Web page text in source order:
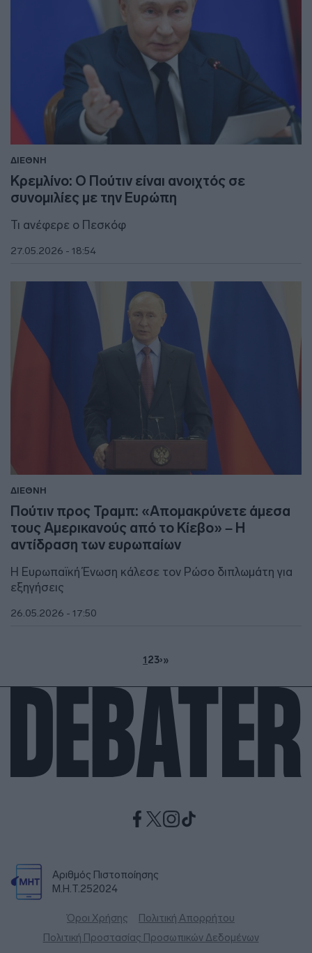
ΔΙΕΘΝΗ
Κρεμλίνο: Ο Πούτιν είναι ανοιχτός σε
συνομιλίες με την Ευρώπη
Τι ανέφερε ο Πεσκόφ
27.05.2026 - 18:54
ΔΙΕΘΝΗ
Πούτιν προς Τραμπ: «Απομακρύνετε άμεσα
τους Αμερικανούς από το Κίεβο» – Η
αντίδραση των ευρωπαίων
Η Ευρωπαϊκή Ένωση κάλεσε τον Ρώσο διπλωμάτη για
εξηγήσεις
26.05.2026 - 17:50
123›»
Αριθμός Πιστοποίησης
Μ.Η.Τ.252024
Όροι Χρήσης
Πολιτική Απορρήτου
Πολιτική Προστασίας Προσωπικών Δεδομένων